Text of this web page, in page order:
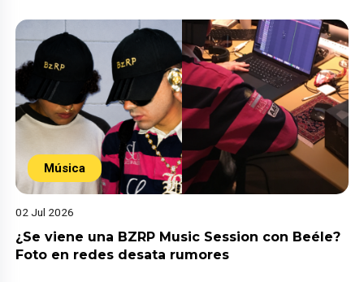
Música
02 Jul 2026
¿Se viene una BZRP Music Session con Beéle?
Foto en redes desata rumores